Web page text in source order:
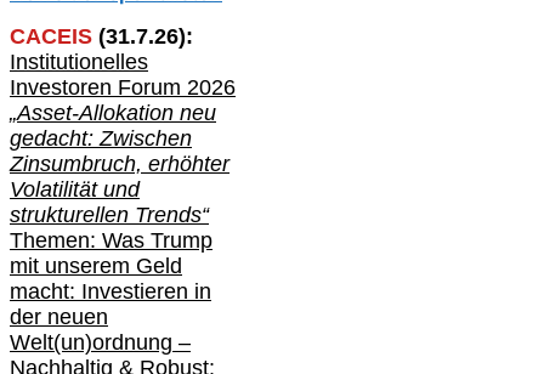
CACEIS (31.7.26):
Institutionelles
Investoren Forum 2026
„Asset-Allokation neu
gedacht: Zwischen
Zinsumbruch, erhöhter
Volatilität und
strukturellen Trends“
Themen: Was Trump
mit unserem Geld
macht: Investieren in
der neuen
Welt(un)ordnung –
Nachhaltig & Robust: